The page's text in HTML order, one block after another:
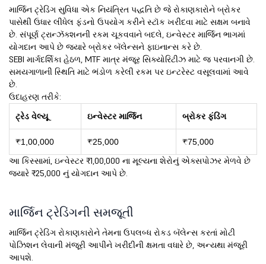
માર્જિન ટ્રેડિંગ સુવિધા એક નિયંત્રિત પદ્ધતિ છે જે રોકાણકારોને બ્રોકર
પાસેથી ઉધાર લીધેલ ફંડનો ઉપયોગ કરીને સ્ટૉક ખરીદવા માટે સક્ષમ બનાવે
છે. સંપૂર્ણ ટ્રાન્ઝૅક્શનની રકમ ચૂકવવાને બદલે, ઇન્વેસ્ટર માર્જિન ભાગમાં
યોગદાન આપે છે જ્યારે બ્રોકર બૅલેન્સને ફાઇનાન્સ કરે છે.
SEBI માર્ગદર્શિકા હેઠળ, MTF માત્ર મંજૂર સિક્યોરિટીઝ માટે જ પરવાનગી છે.
સમયગાળાની સ્થિતિ માટે ભંડોળ કરેલી રકમ પર ઇન્ટરેસ્ટ વસૂલવામાં આવે
છે.
ઉદાહરણ તરીકે:
ટ્રેડ વેલ્યૂ ઇન્વેસ્ટર માર્જિન બ્રોકર ફંડિંગ
₹1,00,000 ₹25,000 ₹75,000
આ કિસ્સામાં, ઇન્વેસ્ટર ₹1,00,000 ના મૂલ્યના શેરોનું એક્સપોઝર મેળવે છે
જ્યારે ₹25,000 નું યોગદાન આપે છે.
માર્જિન ટ્રેડિંગની સમજૂતી
માર્જિન ટ્રેડિંગ રોકાણકારોને તેમના ઉપલબ્ધ રોકડ બૅલેન્સ કરતાં મોટી
પોઝિશન લેવાની મંજૂરી આપીને ખરીદીની ક્ષમતા વધારે છે, અન્યથા મંજૂરી
આપશે.